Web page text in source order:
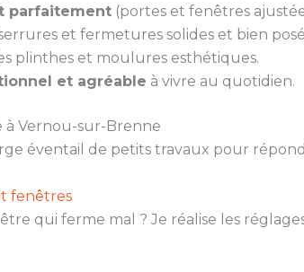
parfaitement (portes et fenêtres
et fermetures solides et bien
plinthes et moulures esthétiques.
et agréable à vivre au quotidien.
à Vernou-sur-Brenne
éventail de petits travaux pour
fenêtres
qui ferme mal ? Je réalise les